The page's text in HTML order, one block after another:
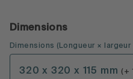
Dimensions
Dimensions ( Longueur ×
320 x 320 x 115 mm (+